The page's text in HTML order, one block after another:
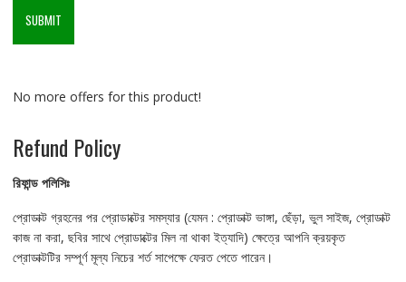
No more offers for this product!
Refund Policy
রিফান্ড পলিসিঃ
প্রোডাক্ট গ্রহনের পর প্রোডাক্টের সমস্যার (যেমন : প্রোডাক্ট ভাঙ্গা, ছেঁড়া, ভুল সাইজ, প্রোডাক্ট
কাজ না করা, ছবির সাথে প্রোডাক্টের মিল না থাকা ইত্যাদি) ক্ষেত্রে আপনি ক্রয়কৃত
প্রোডাক্টটির সম্পূর্ণ মূল্য নিচের শর্ত সাপেক্ষে ফেরত পেতে পারেন।